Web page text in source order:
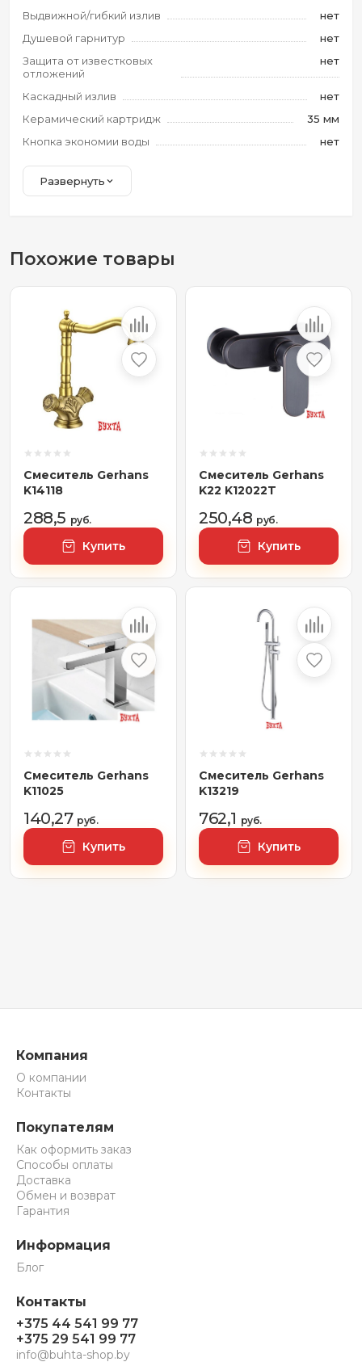
Выдвижной/гибкий излив
нет
Душевой гарнитур
нет
Защита от известковых
отложений
нет
Каскадный излив
нет
Керамический картридж
35 мм
Кнопка экономии воды
нет
Развернуть
Похожие товары
Смеситель Gerhans
K14118
288,5 руб.
Купить
Смеситель Gerhans
K22 K12022T
250,48 руб.
Купить
Смеситель Gerhans
K11025
140,27 руб.
Купить
Смеситель Gerhans
K13219
762,1 руб.
Купить
Компания
О компании
Контакты
Покупателям
Как оформить заказ
Способы оплаты
Доставка
Обмен и возврат
Гарантия
Информация
Блог
Контакты
+375 44 541 99 77
+375 29 541 99 77
info@buhta-shop.by